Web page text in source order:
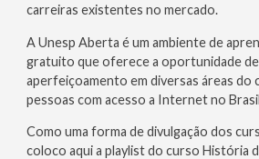
carreiras existentes no mercado.
A Unesp Aberta é um ambiente de
gratuito que oferece a oportunidade
aperfeiçoamento em diversas áreas do
pessoas com acesso a Internet no
Como uma forma de divulgação dos
coloco aqui a playlist do curso História